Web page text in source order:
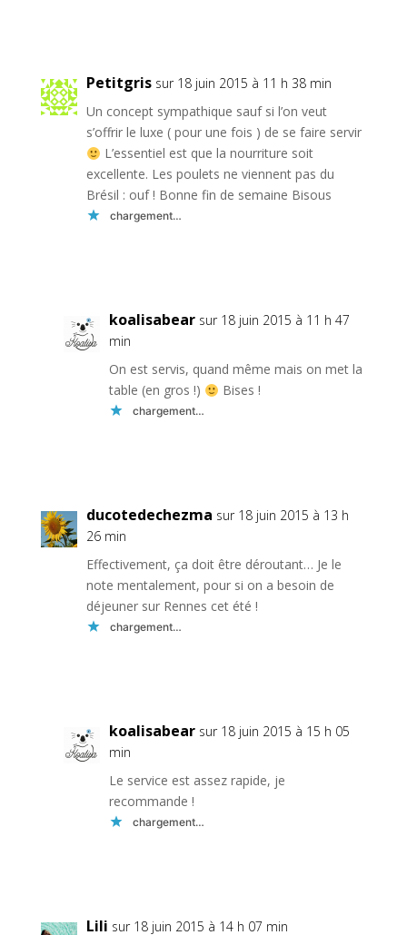
Petitgris sur 18 juin 2015 à 11 h 38 min
Un concept sympathique sauf si l’on veut
s’offrir le luxe ( pour une fois ) de se faire servir
L’essentiel est que la nourriture soit
excellente. Les poulets ne viennent pas du
Brésil : ouf ! Bonne fin de semaine Bisous
chargement…
koalisabear sur 18 juin 2015 à 11 h 47
min
On est servis, quand même mais on met la
table (en gros !)
Bises !
chargement…
ducotedechezma sur 18 juin 2015 à 13 h
26 min
Effectivement, ça doit être déroutant… Je le
note mentalement, pour si on a besoin de
déjeuner sur Rennes cet été !
chargement…
koalisabear sur 18 juin 2015 à 15 h 05
min
Le service est assez rapide, je
recommande !
chargement…
Lili sur 18 juin 2015 à 14 h 07 min